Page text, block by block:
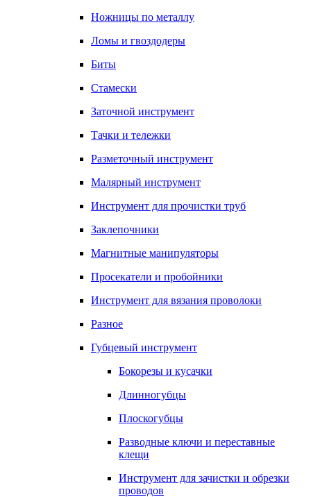
Ножницы по металлу
Ломы и гвоздодеры
Биты
Стамески
Заточной инструмент
Тачки и тележки
Разметочный инструмент
Малярный инструмент
Инструмент для прочистки труб
Заклепочники
Магнитные манипуляторы
Просекатели и пробойники
Инструмент для вязания проволоки
Разное
Губцевый инструмент
Бокорезы и кусачки
Длинногубцы
Плоскогубцы
Разводные ключи и переставные
клещи
Инструмент для зачистки и обрезки
проводов